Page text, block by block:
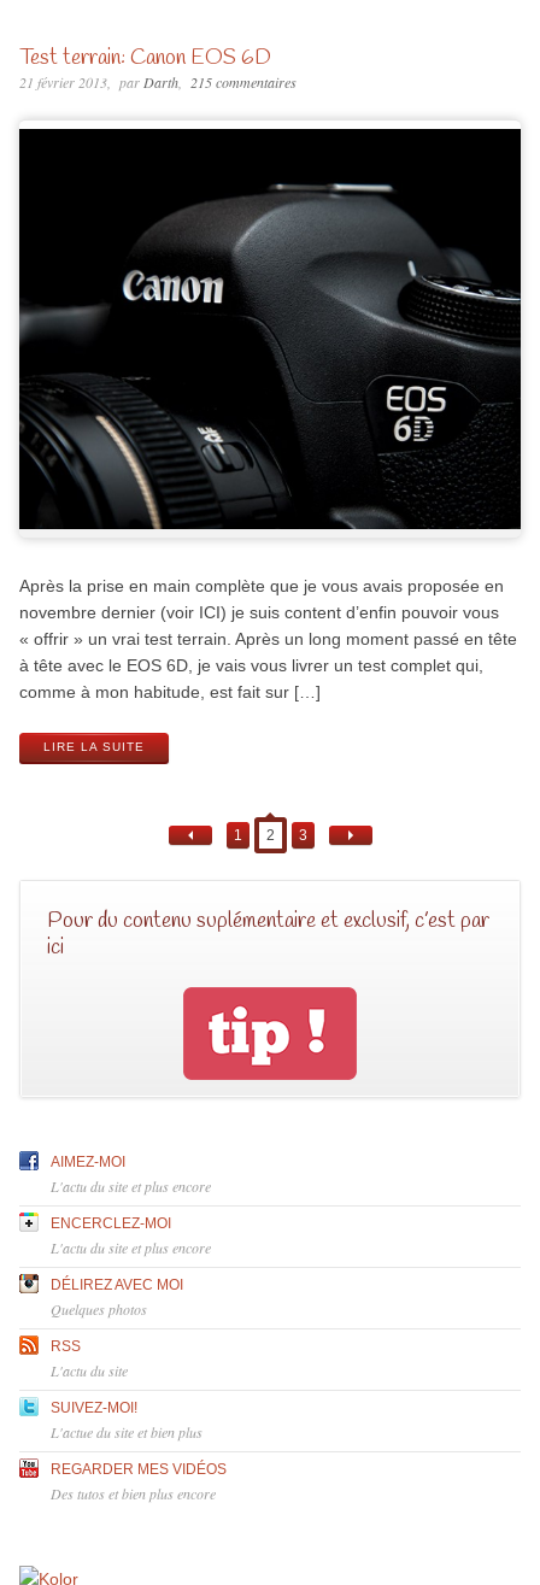
Test terrain: Canon EOS 6D
21 février 2013 par Darth 215 commentaires
Après la prise en main complète que je vous avais proposée en
novembre dernier (voir ICI) je suis content d’enfin pouvoir vous
« offrir » un vrai test terrain. Après un long moment passé en tête
à tête avec le EOS 6D, je vais vous livrer un test complet qui,
comme à mon habitude, est fait sur […]
LIRE LA SUITE
1 2 3
Pour du contenu suplémentaire et exclusif, c’est par
ici
AIMEZ-MOI
L'actu du site et plus encore
ENCERCLEZ-MOI
L'actu du site et plus encore
DÉLIREZ AVEC MOI
Quelques photos
RSS
L'actu du site
SUIVEZ-MOI!
L'actue du site et bien plus
REGARDER MES VIDÉOS
Des tutos et bien plus encore